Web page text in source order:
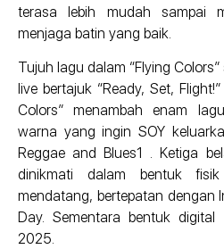
terasa lebih mudah sampai
menjaga batin yang baik.
Tujuh lagu dalam “Flying
live bertajuk “Ready, Set,
Colors” menambah enam
warna yang ingin SOY
Reggae and Blues1 . Ketiga
dinikmati dalam bentuk
mendatang, bertepatan dengan
Day. Sementara bentuk
2025.